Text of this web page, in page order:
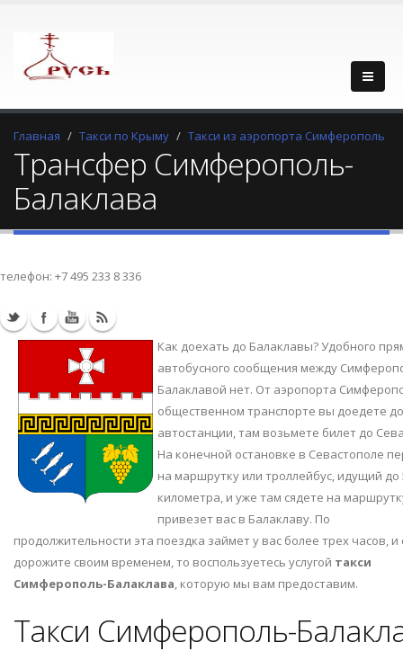
Главная Такси по Крыму Такси из аэропорта Симферополь
Трансфер Симферополь-
Балаклава
телефон: +7 495 233 8 336
Как доехать до Балаклавы? Удобного
автобусного сообщения между
Балаклавой нет. От аэропорта
общественном транспорте вы доедете до
автостанции, там возьмете билет до
На конечной остановке в Севастополе
на маршрутку или троллейбус, идущий до
километра, и уже там сядете на
привезет вас в Балаклаву. По
продолжительности эта поездка займет у вас более трех часов, и
дорожите своим временем, то воспользуетесь услугой такси
Симферополь-Балаклава, которую мы вам предоставим.
Такси Симферополь-